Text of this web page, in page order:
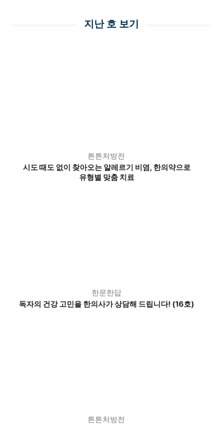
지난 호 보기
튼튼처방전
시도 때도 없이 찾아오는 알레르기 비염, 한의약으로
유형별 맞춤 치료
한문한답
독자의 건강 고민을 한의사가 상담해 드립니다! (16호)
튼튼처방전